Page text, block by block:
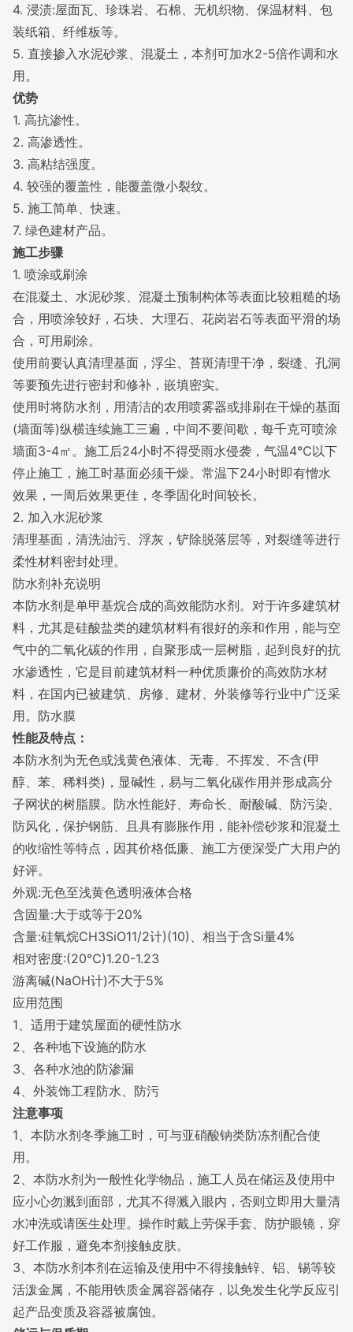
4. 浸渍:屋面瓦、珍珠岩、石棉、无机织物、保温材料、包
装纸箱、 纤维板等。
5. 直接掺入 水泥砂浆 、混凝土，本剂可加水2-5倍作调和水
用。
优势
1. 高抗渗性。
2. 高渗透性。
3. 高粘结强度。
4. 较强的覆盖性，能覆盖微小裂纹。
5. 施工简单、快速。
7. 绿色建材产品。
施工步骤
1. 喷涂或刷涂
在混凝土、水泥砂浆、混凝土预制构体等表面比较粗糙的场
合，用喷涂较好，石块、大理石、花岗岩石等表面平滑的场
合，可用刷涂。
使用前要认真清理基面，浮尘、苔斑清理干净，裂缝、孔洞
等要预先进行密封和修补，嵌填密实。
使用时将防水剂，用清洁的农用喷雾器或排刷在干燥的基面
(墙面等)纵横连续施工三遍，中间不要间歇，每千克可喷涂
墙面3-4㎡。施工后24小时不得受雨水侵袭，气温4℃以下
停止施工，施工时基面必须干燥。常温下24小时即有憎水
效果，一周后效果更佳，冬季固化时间较长。
2. 加入水泥砂浆
清理基面，清洗油污、浮灰，铲除脱落层等，对裂缝等进行
柔性材料密封处理。
防水剂补充说明
本防水剂是单甲基烷合成的高效能防水剂。对于许多建筑材
料，尤其是硅酸盐类的建筑材料有很好的亲和作用，能与空
气中的二氧化碳的作用，自聚形成一层树脂 ，起到良好的抗
水渗透性 ，它是目前建筑材料一种优质廉价的高效防水材
料 ，在国内已被建筑、房修、建材、外装修等行业中广泛采
用。 防水膜
性能及特点：
本防水剂为无色或浅黄色液体、无毒、不挥发、不含(甲
醇、苯、 稀料类)，显碱性，易与二氧化碳作用并形成高分
子网状的树脂膜。防水性能好、寿命长、耐酸碱、防污染、
防风化，保护钢筋、且具有膨胀作用，能补偿砂浆和混凝土
的收缩性等特点，因其价格低廉、施工方便深受广大用户的
好评。
外观:无色至浅黄色透明液体合格
含固量:大于或等于20%
含量:硅氧烷CH3SiO11/2计)(10)、相当于含Si量4%
相对密度:(20℃)1.20-1.23
游离碱(NaOH计)不大于5%
应用范围
1、适用于建筑屋面的硬性防水
2、各种地下设施的防水
3、各种水池的防渗漏
4、外装饰工程防水、防污
注意事项
1、本防水剂冬季施工时，可与亚硝酸钠类防冻剂配合使
用。
2、本防水剂为一般性化学物品，施工人员在储运及使用中
应小心勿溅到面部，尤其不得溅入眼内，否则立即用大量清
水冲洗或请医生处理。操作时戴上劳保手套 防护眼镜 ，穿
好工作服，避免本剂接触皮肤。
3、本防水剂本剂在运输及使用中不得接触锌、铝、锡等较
活泼金属，不能用铁质金属容器储存，以免发生化学反应引
起产品变质及容器被腐蚀。